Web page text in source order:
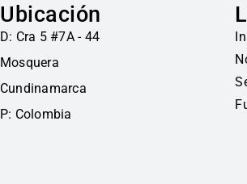
Ubicación
D: Cra 5 #7A - 44
Mosquera
Cundinamarca
P: Colombia